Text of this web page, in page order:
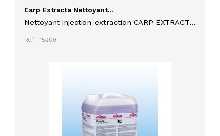
Carp Extracta Nettoyant...
Nettoyant injection-extraction CARP EXTRACTA
tissus d'ameublement
Réf : 15200